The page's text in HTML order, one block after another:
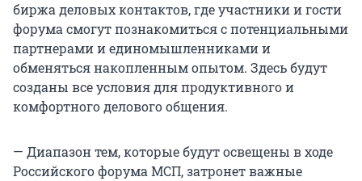
биржа деловых контактов, где участники и гости
форума смогут познакомиться с потенциальными
партнерами и единомышленниками и
обменяться накопленным опытом. Здесь будут
созданы все условия для продуктивного и
комфортного делового общения.
— Диапазон тем, которые будут освещены в ходе
Российского форума МСП, затронет важные